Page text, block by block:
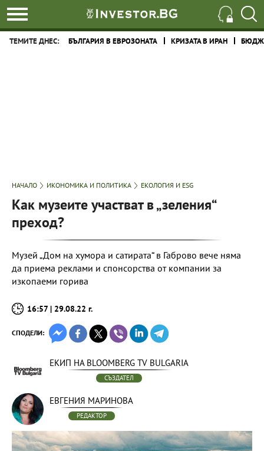
ТЕМИТЕ ДНЕС: БЪЛГАРИЯ В ЕВРОЗОНАТА КРИЗАТА В ИРАН
НАЧАЛО ИКОНОМИКА И ПОЛИТИКА ЕКОЛОГИЯ И ESG
Как музеите участват в „зеления“
преход?
Музей „Дом на хумора и сатирата“ в Габрово вече няма
да приема реклами и спонсорства от компании за
изкопаеми горива
16:57 | 29.08.22 г.
СПОДЕЛИ:
ЕКИП НА BLOOMBERG TV BULGARIA
СЪЗДАТЕЛ
ЕВГЕНИЯ МАРИНОВА
РЕДАКТОР